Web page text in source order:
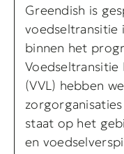
Greendish is
voedseltransitie
binnen het
Voedseltransitie
(VVL) hebben
staat op het
en